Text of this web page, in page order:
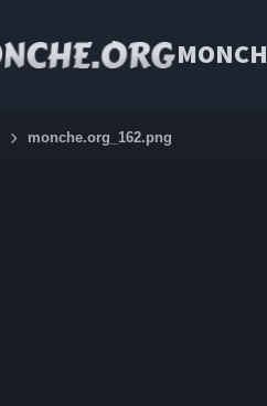
monche.org_162.png